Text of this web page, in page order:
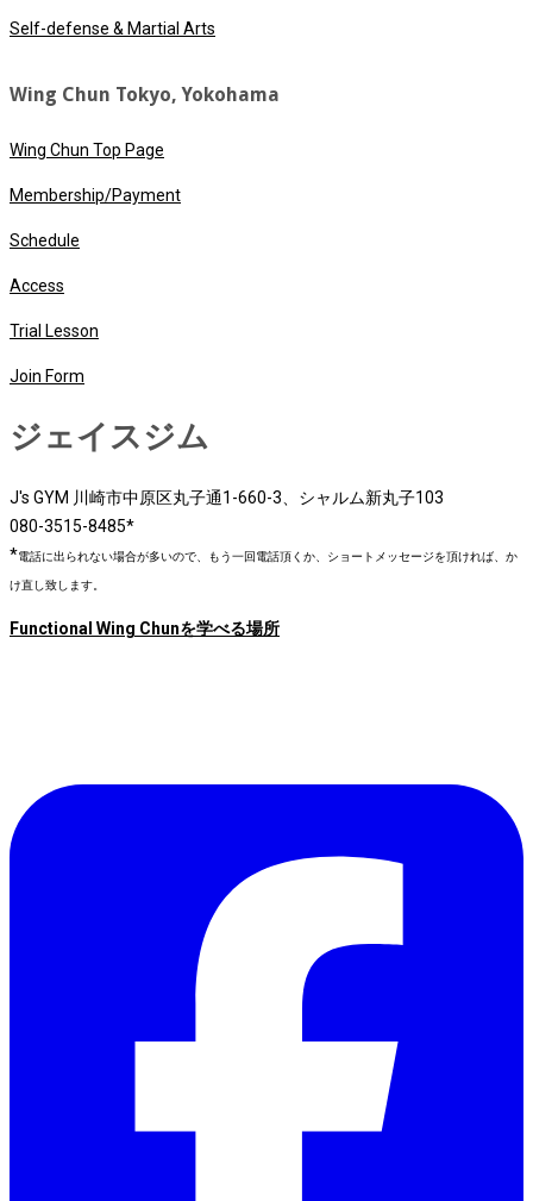
Self-defense & Martial Arts
Wing Chun Tokyo, Yokohama
Wing Chun Top Page
Membership/Payment
Schedule
Access
Trial Lesson
Join Form
ジェイスジム
J's GYM 川崎市中原区丸子通1-660-3、シャルム新丸子103
080-3515-8485*
*電話に出られない場合が多いので、もう一回電話頂くか、ショートメッセージを頂ければ、か
け直し致します。
Functional Wing Chunを学べる場所